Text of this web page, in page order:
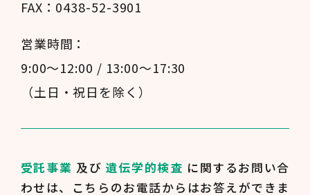
FAX：0438-52-3901
営業時間：
9:00～12:00 / 13:00～17:30
（土日・祝日を除く）
受託事業 及び 遺伝学的検査 に関するお問い合
わせは、
こちらのお電話からはお答えができま